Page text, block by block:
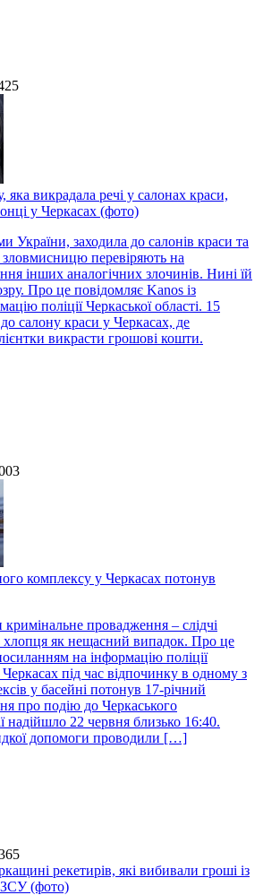
яка викрадала речі у салонах краси,
у Черкасах (фото)
України, заходила до салонів краси та
зловмисницю перевіряють на
інших аналогічних злочинів. Нині їй
Про це повідомляє Kanos із
поліції Черкаської області. 15
салону краси у Черкасах, де
викрасти грошові кошти.
комплексу у Черкасах потонув
кримінальне провадження – слідчі
хлопця як нещасний випадок. Про це
на інформацію поліції
Черкасах під час відпочинку в одному з
у басейні потонув 17-річний
про подію до Черкаського
надійшло 22 червня близько 16:40.
допомоги проводили […]
рекетирів, які вибивали гроші із
ЗСУ (фото)